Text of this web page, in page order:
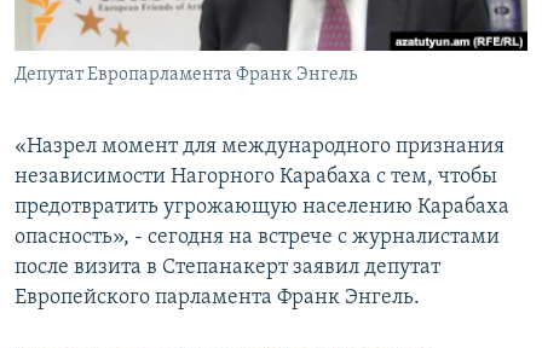
Русский
Все сайты Радио Азатутюн
Депутат Европарламента Франк Энгель
«Назрел момент для международного признания
независимости Нагорного Карабаха с тем, чтобы
предотвратить угрожающую населению Карабаха
опасность», - сегодня на встрече с журналистами
после визита в Степанакерт заявил депутат
Европейского парламента Франк Энгель.